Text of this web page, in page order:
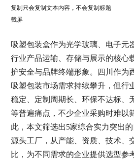
复制只会复制文本内容，不会复制标题
截屏
吸塑包装盒作为光学玻璃、电子元
行业产品运输、存储与展示的核心
护安全与品牌终端形象。四川作为
吸塑包装市场需求持续攀升，但行
稳定、定制周期长、环保不达标、
等普遍痛点，不少企业采购时难以
此，本文筛选出5家综合实力突出的
源头工厂，从产能、资质、技术、
比，为不同需求的企业提供选型参